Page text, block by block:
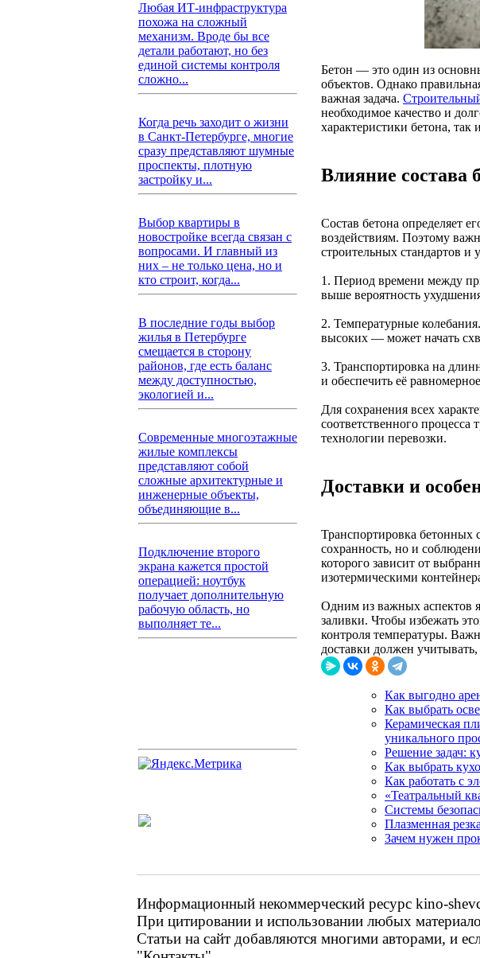
Любая ИТ-инфраструктура
похожа на сложный
механизм. Вроде бы все
детали работают, но без
единой системы контроля
сложно...
Когда речь заходит о жизни
в Санкт-Петербурге, многие
сразу представляют шумные
проспекты, плотную
застройку и...
Выбор квартиры в
новостройке всегда связан с
вопросами. И главный из
них – не только цена, но и
кто строит, когда...
В последние годы выбор
жилья в Петербурге
смещается в сторону
районов, где есть баланс
между доступностью,
экологией и...
Современные многоэтажные
жилые комплексы
представляют собой
сложные архитектурные и
инженерные объекты,
объединяющие в...
Подключение второго
экрана кажется простой
операцией: ноутбук
получает дополнительную
рабочую область, но
выполняет те...
Бетон — это один из
объектов. Однако
важная задача.
необходимое качество и
характеристики бетона, так
Влияние состава
Состав бетона определяет
воздействиям. Поэтому
строительных стандартов
1. Период времени между
выше вероятность
2. Температурные
высоких — может начать
3. Транспортировка на
и обеспечить её
Для сохранения всех
соответственного
технологии перевозки.
Доставки и
Транспортировка бетонных
сохранность, но и
которого зависит от
изотермическими
Одним из важных аспектов
заливки. Чтобы избежать
контроля температуры.
доставки должен
Как выгодно
Как выбрать
Керамическая
уникального
Решение задач:
Как выбрать
Как работать с
«Театральный
Системы
Плазменная
Зачем нужен
Информационный некоммерческий ресурс kino-
При цитировании и использовании любых
Статьи на сайт добавляются многими авторами, и